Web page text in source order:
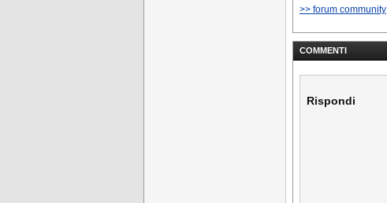
>> forum community
COMMENTI
Rispondi